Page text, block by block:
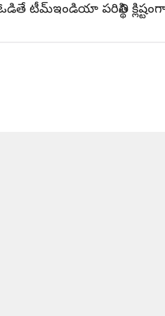
టీమ్‌ఇండియా పరిస్థితి